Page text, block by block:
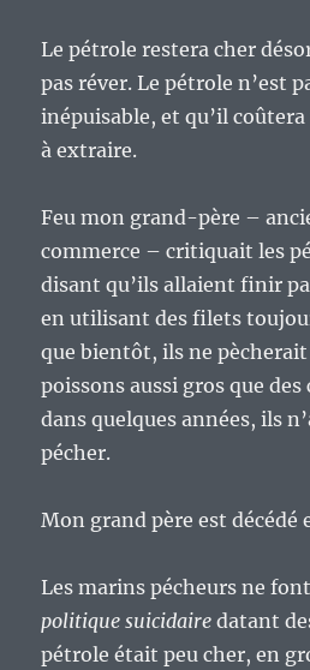
Le pétrole restera cher
pas réver. Le pétrole n’est
inépuisable, et qu’il
à extraire.
Feu mon grand-père –
commerce – critiquait les
disant qu’ils allaient finir
en utilisant des filets
que bientôt, ils ne pècherait
poissons aussi gros que des
dans quelques années, ils
pécher.
Mon grand père est décédé
Les marins pécheurs ne
politique suicidaire datant
pétrole était peu cher, en